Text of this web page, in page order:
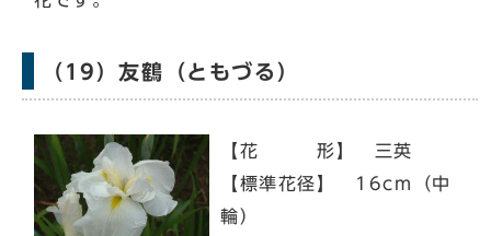
（19）友鶴（ともづる）
【花 形】 三英
【標準花径】 16cm（中
輪）